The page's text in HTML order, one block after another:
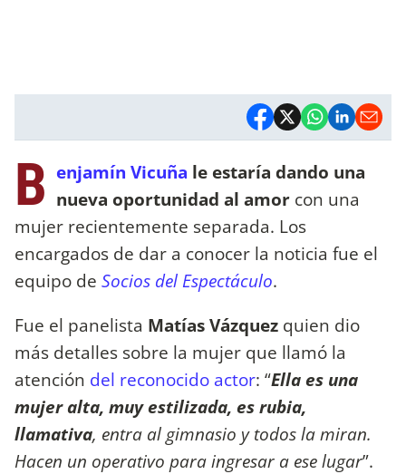
B enjamín Vicuña le estaría dando una
nueva oportunidad al amor con una
mujer recientemente separada. Los
encargados de dar a conocer la noticia fue el
equipo de Socios del Espectáculo.
Fue el panelista Matías Vázquez quien dio
más detalles sobre la mujer que llamó la
atención del reconocido actor: “Ella es una
mujer alta, muy estilizada, es rubia,
llamativa, entra al gimnasio y todos la miran.
Hacen un operativo para ingresar a ese lugar”.